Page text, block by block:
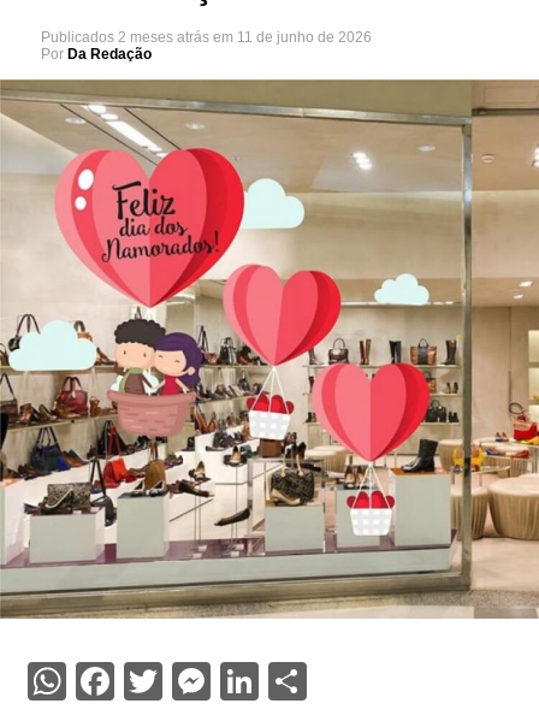
Publicados 2 meses atrás em 11 de junho de 2026
Por Da Redação
WhatsApp
Facebook
Twitter
Messenger
LinkedIn
Share